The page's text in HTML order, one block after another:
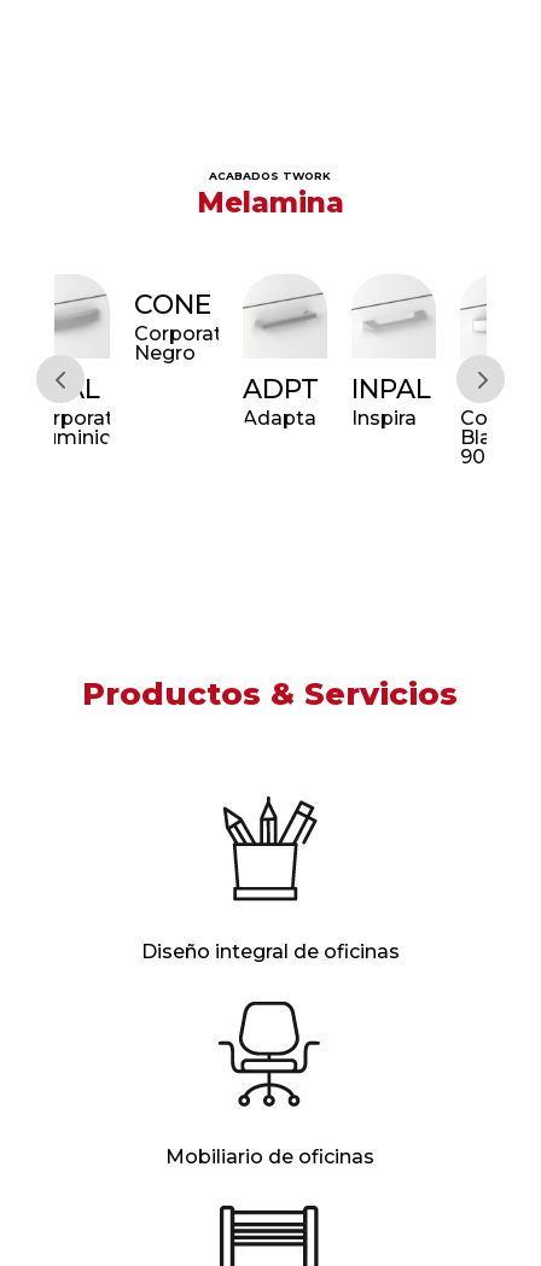
ACABADOS TWORK
Melamina
CONE
Corporativo
ADPT
Adapta
INPAL
Inspira
COB3
Corporativo
Productos & Servicios
Diseño integral de oficinas
Mobiliario de oficinas